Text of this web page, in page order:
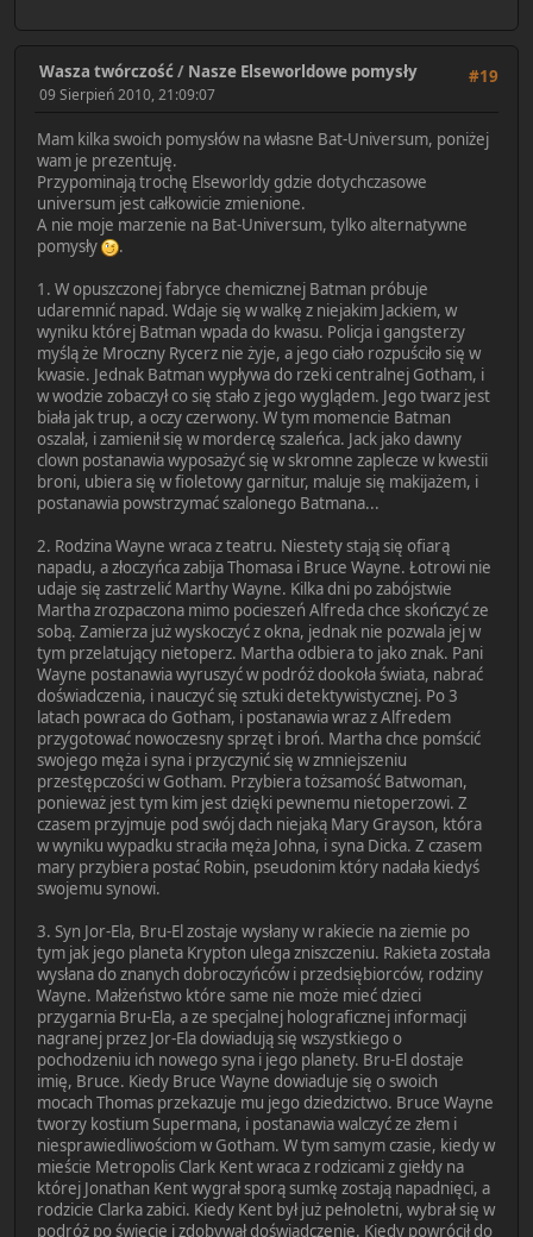
#19
Wasza twórczość/ Nasze Elseworldowe pomysły
09 Sierpień 2010, 21:09:07
Mam kilka swoich pomysłów na własne Bat-Universum, poniżej
wam je prezentuję.
Przypominają trochę Elseworldy gdzie dotychczasowe
universum jest całkowicie zmienione.
A nie moje marzenie na Bat-Universum, tylko alternatywne
pomysły
.
1. W opuszczonej fabryce chemicznej Batman próbuje
udaremnić napad. Wdaje się w walkę z niejakim Jackiem, w
wyniku której Batman wpada do kwasu. Policja i gangsterzy
myślą że Mroczny Rycerz nie żyje, a jego ciało rozpuściło się w
kwasie. Jednak Batman wypływa do rzeki centralnej Gotham, i
w wodzie zobaczył co się stało z jego wyglądem. Jego twarz jest
biała jak trup, a oczy czerwony. W tym momencie Batman
oszalał, i zamienił się w mordercę szaleńca. Jack jako dawny
clown postanawia wyposażyć się w skromne zaplecze w kwestii
broni, ubiera się w fioletowy garnitur, maluje się makijażem, i
postanawia powstrzymać szalonego Batmana...
2. Rodzina Wayne wraca z teatru. Niestety stają się ofiarą
napadu, a złoczyńca zabija Thomasa i Bruce Wayne. Łotrowi nie
udaje się zastrzelić Marthy Wayne. Kilka dni po zabójstwie
Martha zrozpaczona mimo pocieszeń Alfreda chce skończyć ze
sobą. Zamierza już wyskoczyć z okna, jednak nie pozwala jej w
tym przelatujący nietoperz. Martha odbiera to jako znak. Pani
Wayne postanawia wyruszyć w podróż dookoła świata, nabrać
doświadczenia, i nauczyć się sztuki detektywistycznej. Po 3
latach powraca do Gotham, i postanawia wraz z Alfredem
przygotować nowoczesny sprzęt i broń. Martha chce pomścić
swojego męża i syna i przyczynić się w zmniejszeniu
przestępczości w Gotham. Przybiera tożsamość Batwoman,
ponieważ jest tym kim jest dzięki pewnemu nietoperzowi. Z
czasem przyjmuje pod swój dach niejaką Mary Grayson, która
w wyniku wypadku straciła męża Johna, i syna Dicka. Z czasem
mary przybiera postać Robin, pseudonim który nadała kiedyś
swojemu synowi.
3. Syn Jor-Ela, Bru-El zostaje wysłany w rakiecie na ziemie po
tym jak jego planeta Krypton ulega zniszczeniu. Rakieta została
wysłana do znanych dobroczyńców i przedsiębiorców, rodziny
Wayne. Małżeństwo które same nie może mieć dzieci
przygarnia Bru-Ela, a ze specjalnej holograficznej informacji
nagranej przez Jor-Ela dowiadują się wszystkiego o
pochodzeniu ich nowego syna i jego planety. Bru-El dostaje
imię, Bruce. Kiedy Bruce Wayne dowiaduje się o swoich
mocach Thomas przekazuje mu jego dziedzictwo. Bruce Wayne
tworzy kostium Supermana, i postanawia walczyć ze złem i
niesprawiedliwościom w Gotham. W tym samym czasie, kiedy w
mieście Metropolis Clark Kent wraca z rodzicami z giełdy na
której Jonathan Kent wygrał sporą sumkę zostają napadnięci, a
rodzicie Clarka zabici. Kiedy Kent był już pełnoletni, wybrał się w
podróż po świecie i zdobywał doświadczenie. Kiedy powrócił do